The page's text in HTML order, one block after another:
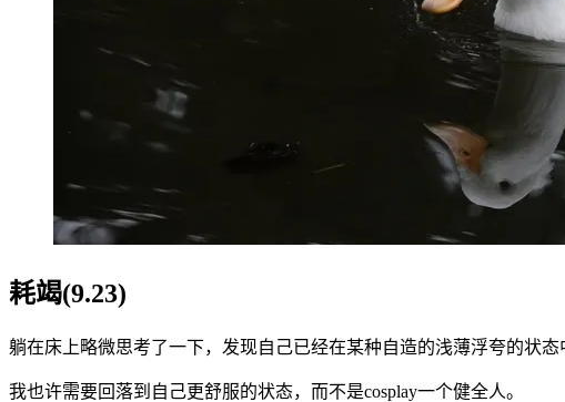
耗竭(9.23)
躺在床上略微思考了一下，发现自己已经在某种自造的浅薄浮夸的状
我也许需要回落到自己更舒服的状态，而不是cosplay一个健全人。